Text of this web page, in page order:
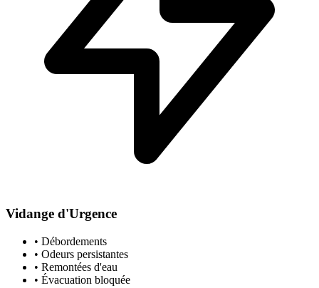
Vidange d'Urgence
• Débordements
• Odeurs persistantes
• Remontées d'eau
• Évacuation bloquée